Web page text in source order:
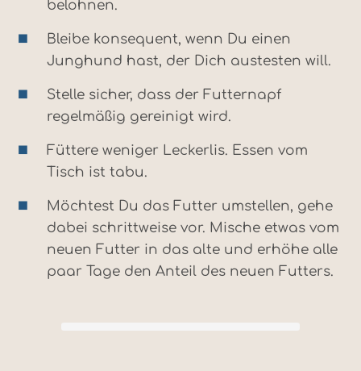
belohnen.
Bleibe konsequent, wenn Du einen
Junghund hast, der Dich austesten will.
Stelle sicher, dass der Futternapf
regelmäßig gereinigt wird.
Füttere weniger Leckerlis. Essen vom
Tisch ist tabu.
Möchtest Du das Futter umstellen, gehe
dabei schrittweise vor. Mische etwas vom
neuen Futter in das alte und erhöhe alle
paar Tage den Anteil des neuen Futters.